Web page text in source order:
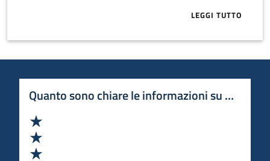
LEGGI TUTTO
ABOUT
Quanto sono chiare le informazioni su questa